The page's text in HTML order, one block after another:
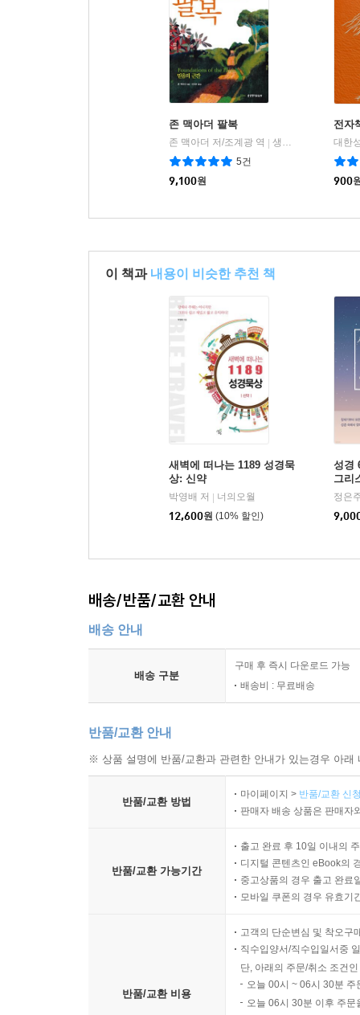
존 맥아더 팔복
존 맥아더 저/조계광 역
생명의말씀사
5건
9,100원
전자
대한
900
이 책과 내용이 비슷한 추천 책
새벽에 떠나는 1189 성경묵
상: 신약
박영배 저
너의오월
12,600원 (10% 할인)
성경
그리
정은
배송/반품/교환 안내
배송 안내
배송 구분
구매 후 즉시 다운로드 가능
배송비 : 무료배송
반품/교환 안내
※ 상품 설명에 반품/교환과 관련한 안내가 있는경우 아
반품/교환 방법
마이페이지 > 반품/교환 신
판매자 배송 상품은 판매자
반품/교환 가능기간
출고 완료 후 10일 이내의
디지털 콘텐츠인 eBook의
중고상품의 경우 출고 완료
모바일 쿠폰의 경우 유효기
반품/교환 비용
고객의 단순변심 및 착오구
직수입양서/직수입일서중
단, 아래의 주문/취소 조건
오늘 00시 ~ 06시 30분
오늘 06시 30분 이후 주